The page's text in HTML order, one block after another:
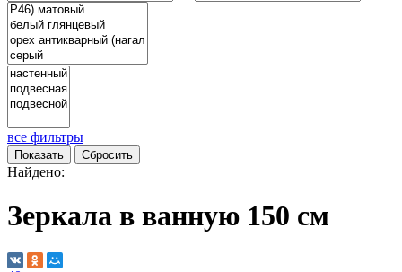
все фильтры
Найдено:
Зеркала в ванную 150 см